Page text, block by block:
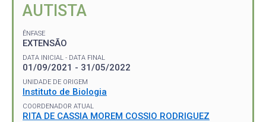
AUTISTA
ÊNFASE
EXTENSÃO
DATA INICIAL - DATA FINAL
01/09/2021 - 31/05/2022
UNIDADE DE ORIGEM
Instituto de Biologia
COORDENADOR ATUAL
RITA DE CASSIA MOREM COSSIO RODRIGUEZ